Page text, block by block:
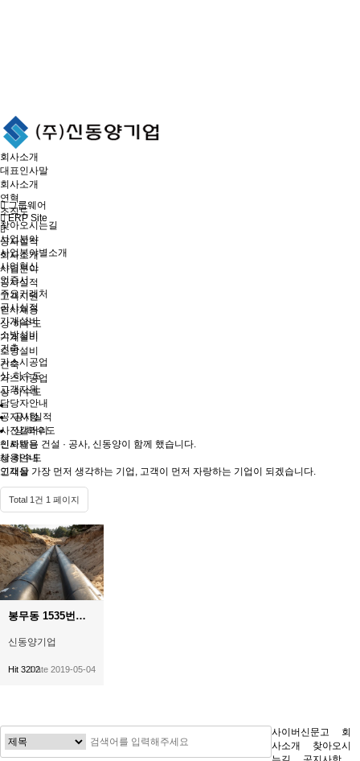
회사소개
대표인사말
회사소개
연혁
조직도
찾아오시는길
사업분야
사업분야별소개
사업혁신
인증서
주요거래처
공사실적
기계설비
소방설비
건축
가스시공업
상·하수도
고객지원
담당자안내
공지사항
사진갤러리
인사채용
채용안내
인재상
그룹웨어
ERP Site
공사실적
회사소개
사업분야
공사실적
고객지원
인사채용
상·하수도
기계설비
소방설비
건축
가스시공업
상·하수도
공사실적
상·하수도
신뢰받는 건설 · 공사, 신동양이 함께 했습니다.
상·하수도
고객을 가장 먼저 생각하는 기업, 고객이 먼저 자랑하는 기업이 되겠습니다.
Total 1건 1 페이지
봉무동 1535번지선 하수관 정비공사
신동양기업
Hit 3202Date 2019-05-04
사이버신문고
회
사소개
찾아오시